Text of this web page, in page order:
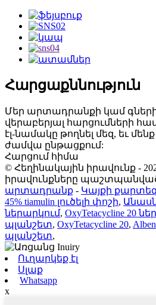
Հարցաքննություն
Մեր արտադրանքի կամ
վերաբերյալ հարցումների
էլ-նամակը թողնել մեզ, եւ
ժամվա ընթացքում:
Հարցում հիմա
© Հեղինակային իրավունք -
իրավունքները
արտադրանք - Կայքի քարտեզ
45% tiamulin լուծելի փոշի,
ներարկում, OxyTetacycline 20
պլանշետ, OxyTetacycline 20,
պլանշետ,
Ուղարկեք էլ
Սլաք
Whatsapp
x